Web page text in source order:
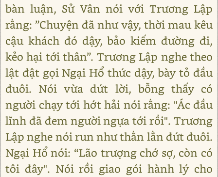
bàn luận, Sử Vân nói với Trương Lập
rằng: ”Chuyện đã như vậy, thời mau kêu
cậu khách đó dậy, bảo kiếm đường đi,
kẻo hại tới thân”. Trương Lập nghe theo
lật đật gọi Ngại Hổ thức dậy, bày tỏ đầu
đuôi. Nói vừa dứt lời, bỗng thấy có
người chạy tới hớt hải nói rằng: "Ác đầu
lĩnh đã đem người ngựa tới rồi". Trương
Lập nghe nói run như thằn lằn đứt đuôi.
Ngại Hổ nói: “Lão trượng chớ sợ, còn có
tôi đây". Nói rồi giao gói hành lý cho